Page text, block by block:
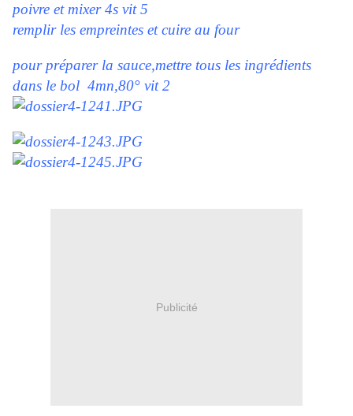
poivre et mixer 4s vit 5
remplir les empreintes et cuire au four
pour préparer la sauce,mettre tous les ingrédients
dans le bol 4mn,80° vit 2
Publicité